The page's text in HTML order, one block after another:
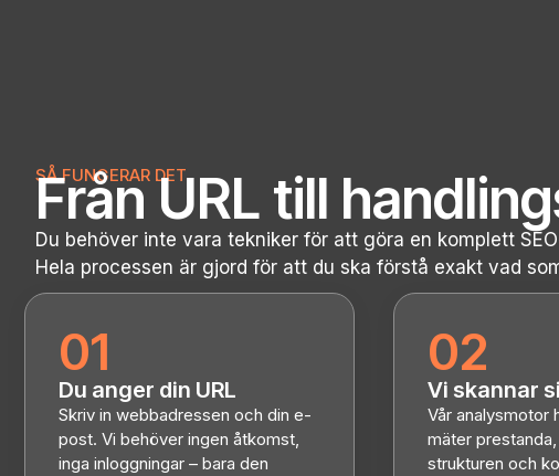
SÅ FUNGERAR DET
Från URL till
Du behöver inte vara tekniker för att göra en komplett
Hela processen är gjord för att du ska förstå exakt vad
01
Du anger din URL
Skriv in webbadressen och din e-
post. Vi behöver ingen åtkomst,
inga inloggningar – bara den
02
Vi skannar
Vår analysmotor
mäter
strukturen och